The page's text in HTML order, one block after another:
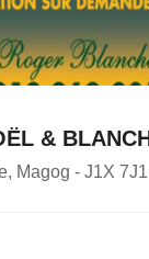
&
Magog - J1X 7J1